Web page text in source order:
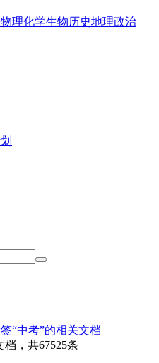
‌物理‌化学‌生物‌历史‌地理‌政治
“中考”的相关文档
档，共67525条